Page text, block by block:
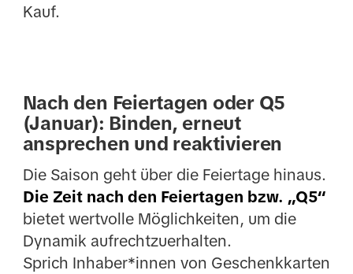
Kauf.
Nach den Feiertagen oder Q5
(Januar): Binden, erneut
ansprechen und reaktivieren
Die Saison geht über die Feiertage hinaus.
Die Zeit nach den Feiertagen bzw. „Q5“
bietet wertvolle Möglichkeiten, um die
Dynamik aufrechtzuerhalten.
Sprich Inhaber*innen von Geschenkkarten